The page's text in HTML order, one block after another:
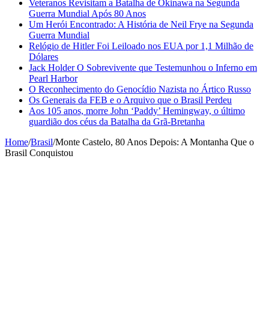
Veteranos Revisitam a Batalha de Okinawa na Segunda
Guerra Mundial Após 80 Anos
Um Herói Encontrado: A História de Neil Frye na Segunda
Guerra Mundial
Relógio de Hitler Foi Leiloado nos EUA por 1,1 Milhão de
Dólares
Jack Holder O Sobrevivente que Testemunhou o Inferno em
Pearl Harbor
O Reconhecimento do Genocídio Nazista no Ártico Russo
Os Generais da FEB e o Arquivo que o Brasil Perdeu
Aos 105 anos, morre John ‘Paddy’ Hemingway, o último
guardião dos céus da Batalha da Grã-Bretanha
Home/Brasil/Monte Castelo, 80 Anos Depois: A Montanha Que o
Brasil Conquistou